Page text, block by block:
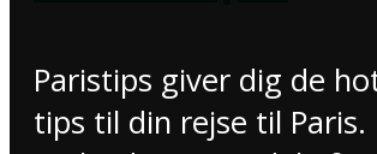
Paristips giver dig de
tips til din rejse til Paris.